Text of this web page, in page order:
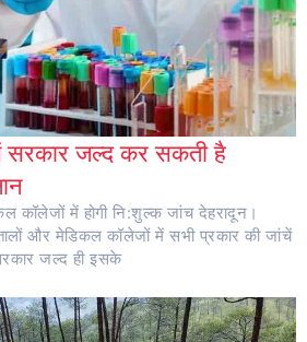
सरकार जल्द कर सकती है
कॉलेजों में होगी नि:शुल्क जांच देहरादून।
और मेडिकल कॉलेजों में सभी प्रकार की जांचें
जल्द ही इसके